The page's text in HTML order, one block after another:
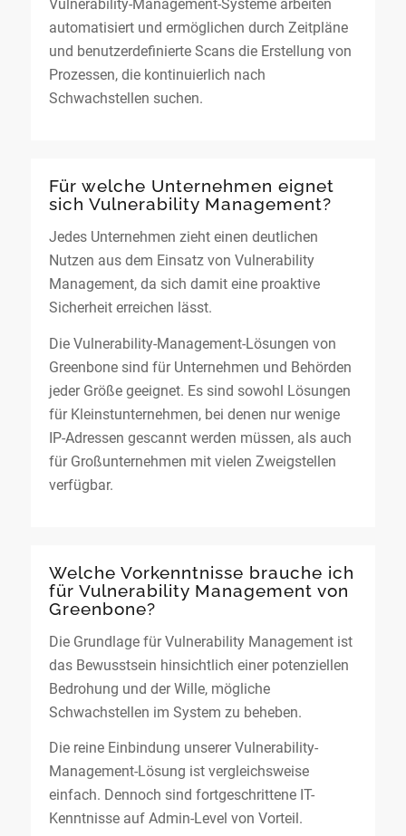
Vulnerability-Management-Systeme arbeiten
automatisiert und ermöglichen durch Zeitpläne
und benutzerdefinierte Scans die Erstellung von
Prozessen, die kontinuierlich nach
Schwachstellen suchen.
Für welche Unternehmen eignet
sich Vulnerability Management?
Jedes Unternehmen zieht einen deutlichen
Nutzen aus dem Einsatz von Vulnerability
Management, da sich damit eine proaktive
Sicherheit erreichen lässt.
Die Vulnerability-Management-Lösungen von
Greenbone sind für Unternehmen und Behörden
jeder Größe geeignet. Es sind sowohl Lösungen
für Kleinstunternehmen, bei denen nur wenige
IP-Adressen gescannt werden müssen, als auch
für Großunternehmen mit vielen Zweigstellen
verfügbar.
Welche Vorkenntnisse brauche ich
für Vulnerability Management von
Greenbone?
Die Grundlage für Vulnerability Management ist
das Bewusstsein hinsichtlich einer potenziellen
Bedrohung und der Wille, mögliche
Schwachstellen im System zu beheben.
Die reine Einbindung unserer Vulnerability-
Management-Lösung ist vergleichsweise
einfach. Dennoch sind fortgeschrittene IT-
Kenntnisse auf Admin-Level von Vorteil.